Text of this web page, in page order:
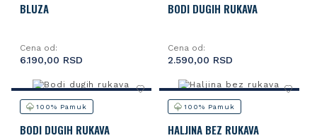
BLUZA
Cena od:
6.190,00 RSD
BODI DUGIH RUKAVA
Cena od:
2.590,00 RSD
100% Pamuk
BODI DUGIH RUKAVA
100% Pamuk
HALJINA BEZ RUKAVA